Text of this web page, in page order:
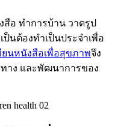
สือ ทำการบ้าน วาดรูป
ป็นต้องทำเป็นประจำเพื่อ
ยนหนังสือเพื่อสุขภาพจึง
าง และพัฒนาการของ